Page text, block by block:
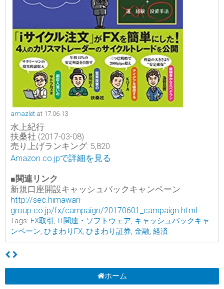
amazlet at 17.06.13
水上紀行
扶桑社 (2017-03-08)
売り上げランキング: 5,820
Amazon.co.jpで詳細を見る
■関連リンク
新規口座開設キャッシュバックキャンペーン
http://sec.himawari-
group.co.jp/fx/campaign/20170601_campaign.html
Tags: FX取引 , IT関連・ソフトウェア, キャッシュバックキャ
ンペーン, ひまわりFX, ひまわり証券, 金融, 経済
ホーム